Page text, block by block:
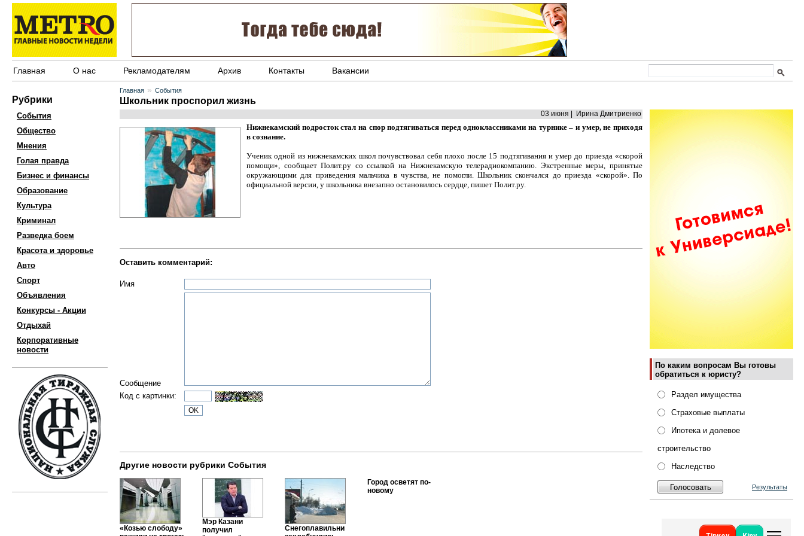
Главная О нас Рекламодателям Архив Контакты Вакансии
Рубрики
События
Общество
Мнения
Голая правда
Бизнес и финансы
Образование
Культура
Криминал
Разведка боем
Красота и здоровье
Авто
Спорт
Объявления
Конкурсы - Акции
Отдыхай
Корпоративные
новости
По каким вопросам Вы готовы
обратиться к юристу?
Раздел имущества
Страховые выплаты
Ипотека и долевое
строительство
Наследство
Результаты
Главная » События
Школьник проспорил жизнь
03 июня | Ирина Дмитриенко
Нижнекамский подросток стал на спор подтягиваться перед одноклассниками на турнике – и умер, не приходя
в сознание.
Ученик одной из нижнекамских школ почувствовал себя плохо после 15 подтягивания и умер до приезда «скорой
помощи», сообщает Полит.ру со ссылкой на Нижнекамскую телерадиокомпанию. Экстренные меры, принятые
окружающими для приведения мальчика в чувства, не помогли. Школьник скончался до приезда «скорой». По
официальной версии, у школьника внезапно остановилось сердце, пишет Полит.ру.
Оставить комментарий:
Имя
Сообщение
Код с картинки:
Другие новости рубрики События
«Козью слободу»
Мэр Казани
получил
Снегоплавильни
Город осветят по-
новому